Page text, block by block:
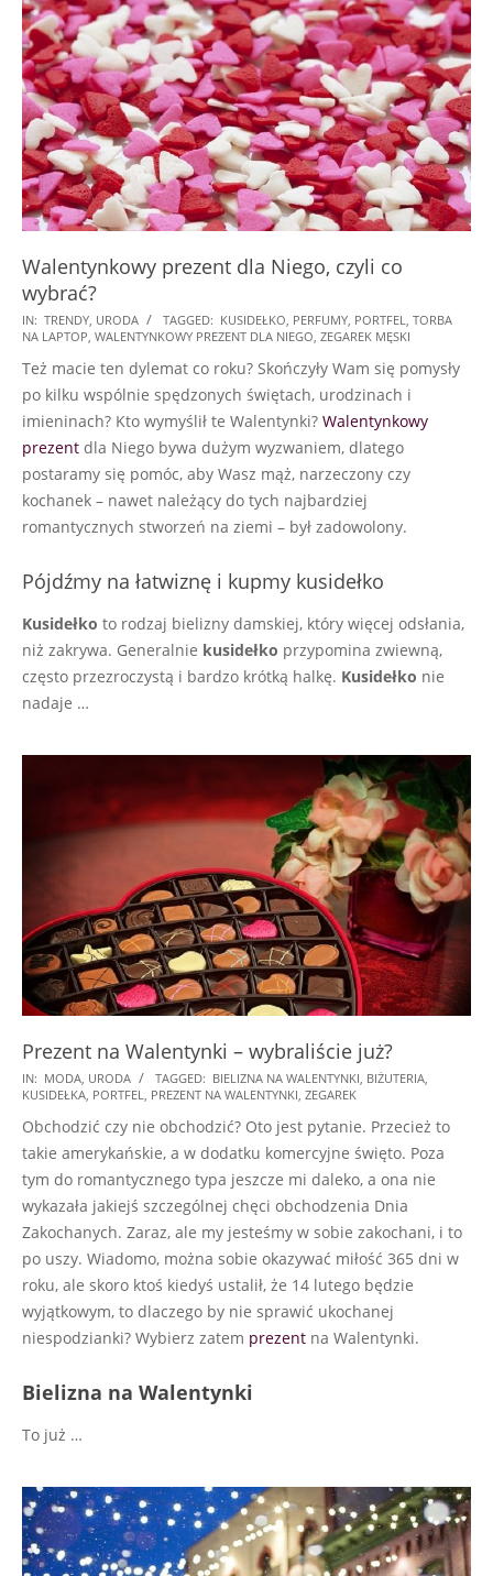
Walentynkowy prezent dla Niego, czyli co
wybrać?
2018-
01-
25
IN: TRENDY, URODA TAGGED: KUSIDEŁKO, PERFUMY, PORTFEL, TORBA
NA LAPTOP, WALENTYNKOWY PREZENT DLA NIEGO, ZEGAREK MĘSKI
Też macie ten dylemat co roku? Skończyły Wam się pomysły
po kilku wspólnie spędzonych świętach, urodzinach i
imieninach? Kto wymyślił te Walentynki? Walentynkowy
prezent dla Niego bywa dużym wyzwaniem, dlatego
postaramy się pomóc, aby Wasz mąż, narzeczony czy
kochanek – nawet należący do tych najbardziej
romantycznych stworzeń na ziemi – był zadowolony.
Pójdźmy na łatwiznę i kupmy kusidełko
Kusidełko to rodzaj bielizny damskiej, który więcej odsłania,
niż zakrywa. Generalnie kusidełko przypomina zwiewną,
często przezroczystą i bardzo krótką halkę. Kusidełko nie
nadaje …
Prezent na Walentynki – wybraliście już?
2018-
01-
13
IN: MODA URODA TAGGED: BIELIZNA NA WALENTYNKI BIŻUTERIA
KUSIDEŁKA PORTFEL PREZENT NA WALENTYNKI ZEGAREK
Obchodzić czy nie obchodzić? Oto jest pytanie. Przecież to
takie amerykańskie, a w dodatku komercyjne święto. Poza
tym do romantycznego typa jeszcze mi daleko, a ona nie
wykazała jakiejś szczególnej chęci obchodzenia Dnia
Zakochanych. Zaraz, ale my jesteśmy w sobie zakochani, i to
po uszy. Wiadomo, można sobie okazywać miłość 365 dni w
roku, ale skoro ktoś kiedyś ustalił, że 14 lutego będzie
wyjątkowym, to dlaczego by nie sprawić ukochanej
niespodzianki? Wybierz zatem prezent na Walentynki.
Bielizna na Walentynki
To już …